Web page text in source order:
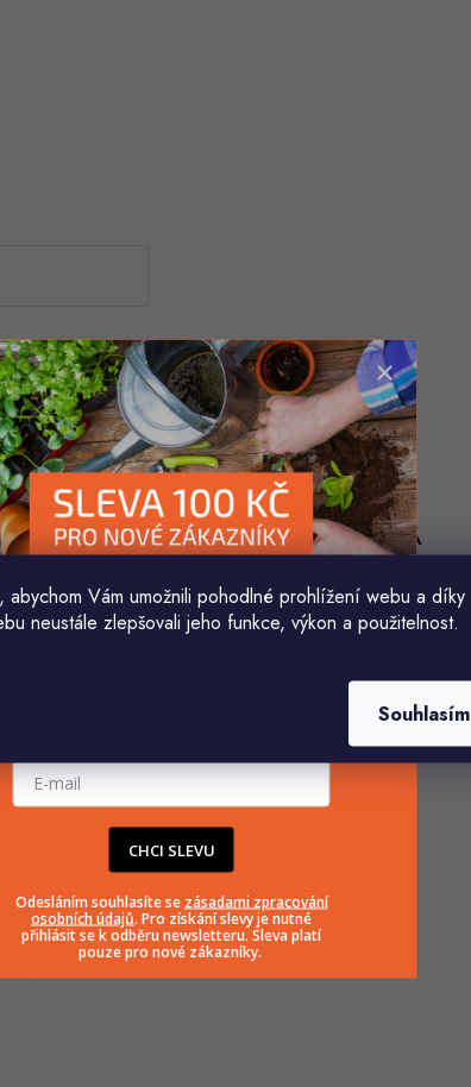
abychom Vám umožnili pohodlné prohlížení webu a díky
neustále zlepšovali jeho funkce, výkon a použitelnost.
Souhlasím
Gabriela Březinová Vágnerová
Spokojenost
HELENA MINAŘÍKOVÁ
Je sice větší ale vypadá dobře
Související produkty
CHCI SLEVU
Odesláním souhlasíte se zásadami zpracování
osobních údajů. Pro získání slevy je nutné
přihlásit se k odběru newsletteru. Sleva platí
pouze pro nové zákazníky.